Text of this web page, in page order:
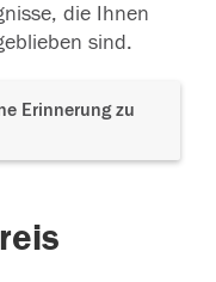
die Ihnen
sind.
Erinnerung zu